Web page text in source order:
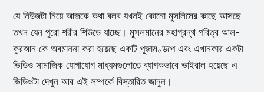
যে নিউজটা নিয়ে আজকে কথা বলব যখনই কোনো মুসলিমের কাছে আসছে
তখন যেন পুরো শরীর শিউড়ে যাচ্ছে। মুসলমানের মহাগ্রন্থ পবিত্র আল-
কুরআন কে অবমাননা করা হয়েছে একটি পূজামণ্ডপে এবং এখানকার একটা
ভিডিও সামাজিক যোগাযোগ মাধ্যমগুলোতে ব্যাপকভাবে ভাইরাল হয়েছে এ
ভিডিওটা দেখুন আর এই সম্পর্কে বিস্তারিত জানুন।